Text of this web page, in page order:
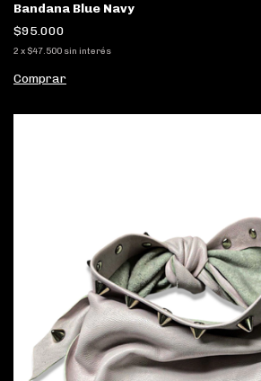
Bandana Blue Navy
$95.000
2 x $47.500 sin interés
Comprar